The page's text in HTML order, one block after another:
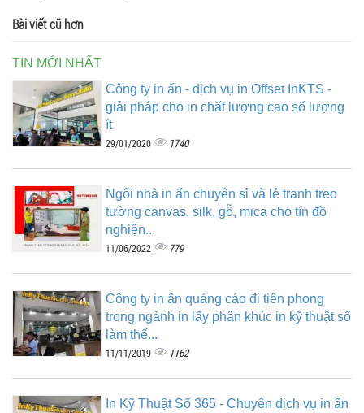
Bài viết cũ hơn
TIN MỚI NHẤT
Công ty in ấn - dịch vụ in Offset InKTS -
giải pháp cho in chất lượng cao số lượng
ít
29/01/2020 1740
Ngôi nhà in ấn chuyên sỉ và lẻ tranh treo
tường canvas, silk, gỗ, mica cho tín đồ
nghiện...
11/06/2022 779
Công ty in ấn quảng cáo đi tiên phong
trong ngành in lấy phân khúc in kỹ thuật số
làm thế...
11/11/2019 1162
In Kỹ Thuật Số 365 - Chuyên dịch vụ in ấn